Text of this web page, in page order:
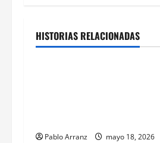
HISTORIAS RELACIONADAS
Ourense
Pablo Arranz mayo 18, 2026